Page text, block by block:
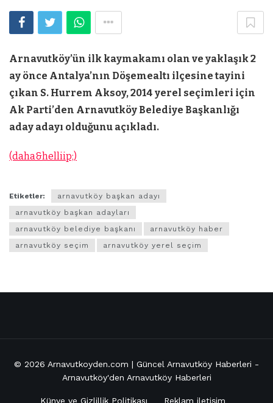
Arnavutköy’ün ilk kaymakamı olan ve yaklaşık 2
ay önce Antalya’nın Döşemealtı ilçesine tayini
çıkan S. Hurrem Aksoy, 2014 yerel seçimleri için
Ak Parti’den Arnavutköy Belediye Başkanlığı
aday adayı olduğunu açıkladı.
(daha&helliip;)
Etiketler:
arnavutköy başkan adayı
arnavutköy başkan adayları
arnavutköy belediye başkanı
arnavutköy haber
arnavutköy seçim
arnavutköy yerel seçim
© 2026 Arnavutkoyden.com | Güncel Arnavutköy Haberleri -
Arnavutköy'den Arnavutköy Haberleri
Künye ve Gizlillik Politikası Reklam iletişim